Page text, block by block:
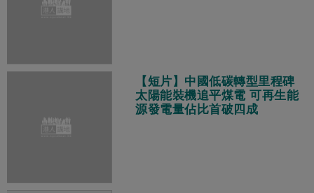
【短片】中國低碳轉型里程碑
太陽能裝機追平煤電 可再生能
源發電量佔比首破四成